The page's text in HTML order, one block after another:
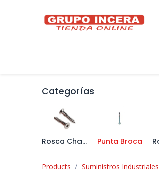
Categorías
Rosca Chapa Punta Broca
Products Suministros Industriales